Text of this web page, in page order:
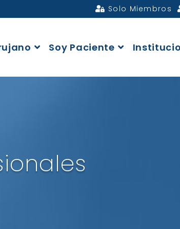
Solo Miembros
Soy Paciente